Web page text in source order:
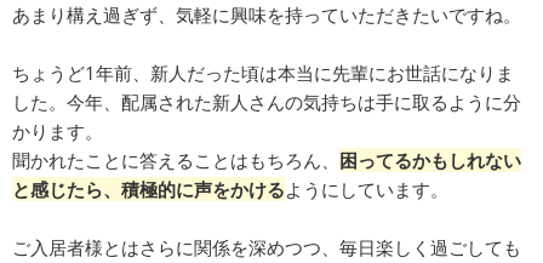
あまり構え過ぎず、気軽に興味を持っていただきたいですね。
ちょうど1年前、新人だった頃は本当に先輩にお世話になりま
した。今年、配属された新人さんの気持ちは手に取るように分
かります。
聞かれたことに答えることはもちろん、 困ってるかもしれない
と感じたら、積極的に声をかけるようにしています。
ご入居者様とはさらに関係を深めつつ、毎日楽しく過ごしても